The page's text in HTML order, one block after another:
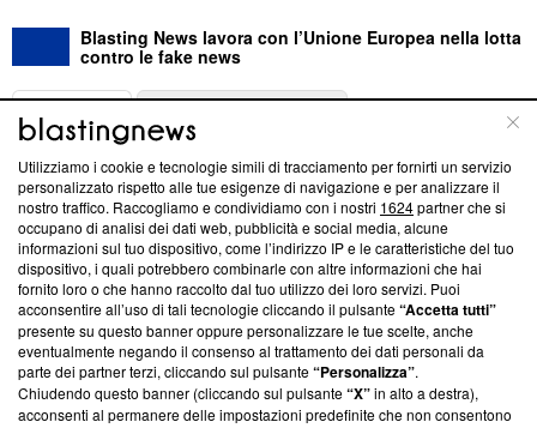
Blasting News lavora con l’Unione Europea nella lotta
contro le fake news
ABOUT
Questa sezione offre informazioni trasparenti su Blasting
News, sui nostri processi editoriali e su come ci impegniamo a
creare news di qualità. Inoltre, afferma la nostra aderenza a
‘Trust Project - News with Integrity’Blasting News non è
ancora membro del programma, ma ha richiesto di farne
parte; Trust Project non ha ancora effettuato una verifica di
conformità agli standard.
Su di noi
Team editoriale
Utilizziamo i cookie e tecnologie simili di tracciamento per fornirti un servizio
personalizzato rispetto alle tue esigenze di navigazione e per analizzare il
nostro traffico. Raccogliamo e condividiamo con i nostri 1624partner che si
occupano di analisi dei dati web, pubblicità e social media, alcune
informazioni sul tuo dispositivo, come l’indirizzo IP e le caratteristiche del tuo
dispositivo, i quali potrebbero combinarle con altre informazioni che hai
fornito loro o che hanno raccolto dal tuo utilizzo dei loro servizi. Puoi
acconsentire all’uso di tali tecnologie cliccando il pulsante“Accetta tutti”
presente su questo banner oppure personalizzare le tue scelte, anche
eventualmente negando il consenso al trattamento dei dati personali da
parte dei partner terzi, cliccando sul pulsante“Personalizza”.
Chiudendo questo banner (cliccando sul pulsante“X”in alto a destra),
acconsenti al permanere delle impostazioni predefinite che non consentono